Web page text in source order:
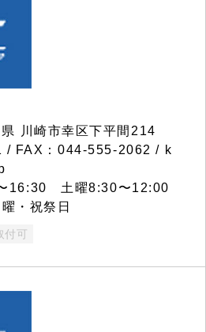
川崎市幸区下平間214
/ FAX：044-555-2062 / k
16:30 土曜8:30〜12:00
・祝祭日
付可